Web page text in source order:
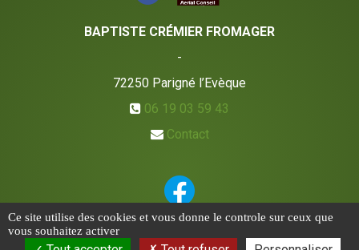
BAPTISTE CRÉMIER FROMAGER
-
72250 Parigné l’Evèque
06 19 03 59 43
Contact
Ce site utilise des cookies et vous donne le controle sur ceux que
vous souhaitez activer